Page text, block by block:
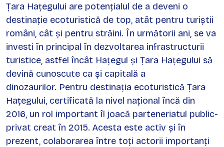
Țara Hațegului are potențialul de a deveni o
destinație ecoturistică de top, atât pentru turiștii
români, cât și pentru străini. În următorii ani, se va
investi în principal în dezvoltarea infrastructurii
turistice, astfel încât Hațegul și Țara Hațegului să
devină cunoscute ca și capitală a
dinozaurilor. Pentru destinația ecoturistică Țara
Hațegului, certificată la nivel național încă din
2016, un rol important îl joacă parteneriatul public-
privat creat în 2015. Acesta este activ și în
prezent, colaborarea între toți actorii importanți